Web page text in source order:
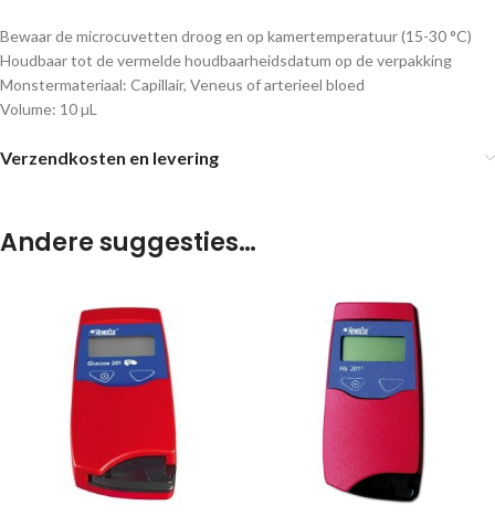
Bewaar de microcuvetten droog en op kamertemperatuur (15-30 °C)
Houdbaar tot de vermelde houdbaarheidsdatum op de verpakking
Monstermateriaal: Capillair, Veneus of arterieel bloed
Volume: 10 µL
Verzendkosten en levering
Andere suggesties…